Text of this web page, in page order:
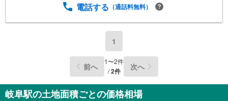
電話する （通話料無料）
1
前へ 1〜2件
/2件 次へ
岐阜駅の土地面積ごとの価格相場